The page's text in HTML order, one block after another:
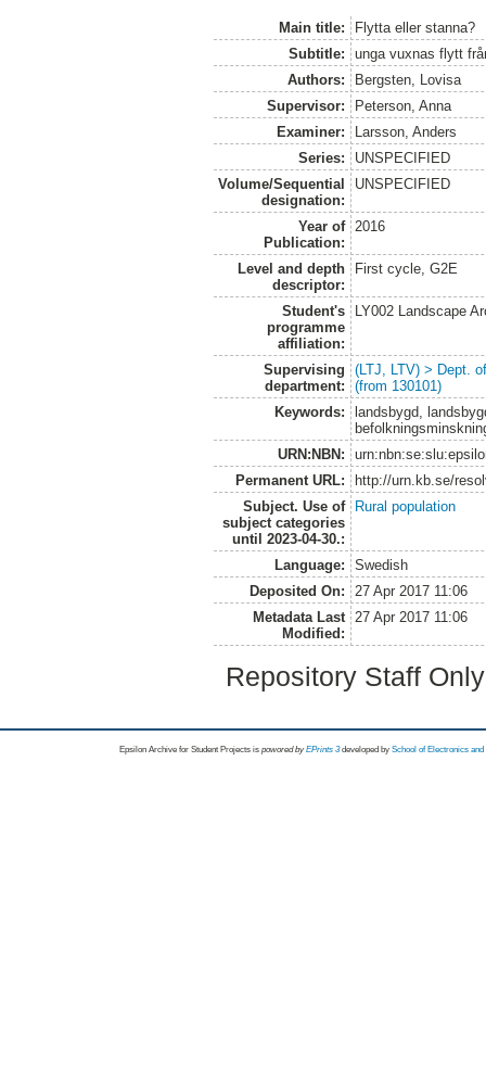
Main title:
Flytta eller stanna?
Subtitle:
unga vuxnas flytt
Authors:
Bergsten, Lovisa
Supervisor:
Peterson, Anna
Examiner:
Larsson, Anders
Series:
UNSPECIFIED
Volume/Sequential
designation:
UNSPECIFIED
Year of
Publication:
2016
Level and depth
descriptor:
First cycle, G2E
Student's
programme
affiliation:
LY002 Landscape
Supervising
department:
(LTJ, LTV) > Dept.
(from 130101)
Keywords:
landsbygd,
URN:NBN:
Permanent URL:
http://urn.kb.se/
Subject. Use of
subject categories
until 2023-04-30.:
Rural population
Language:
Swedish
Deposited On:
27 Apr 2017 11:06
Metadata Last
Modified:
27 Apr 2017 11:06
Repository Staff
Epsilon Archive for Student Projects is powored byEPrints 3 developed by School of Electronics